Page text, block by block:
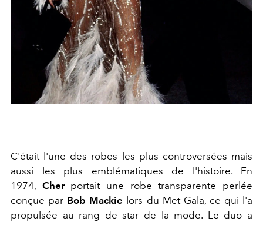
C'était l'une des robes les plus controversées mais
aussi les plus emblématiques de l'histoire. En
1974, Cherportait une robe transparente perlée
conçue par Bob Mackie lors du Met Gala, ce qui l'a
propulsée au rang de star de la mode. Le duo a